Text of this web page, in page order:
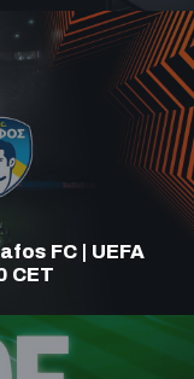
FC | UEFA
CET